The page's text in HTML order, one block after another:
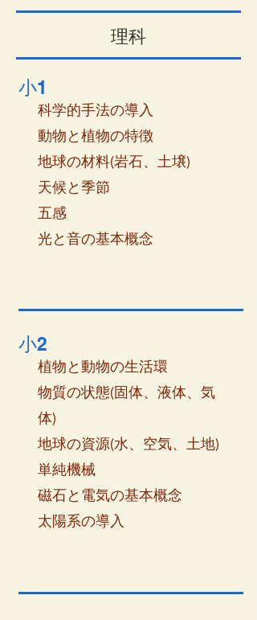
理科
科学的手法の導入
動物と植物の特徴
地球の材料(岩石、土壌)
天候と季節
五感
光と音の基本概念
小1
植物と動物の生活環
物質の状態(固体、液体、気
体)
地球の資源(水、空気、土地)
単純機械
磁石と電気の基本概念
太陽系の導入
小2